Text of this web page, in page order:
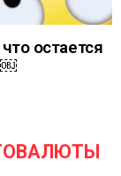
остается